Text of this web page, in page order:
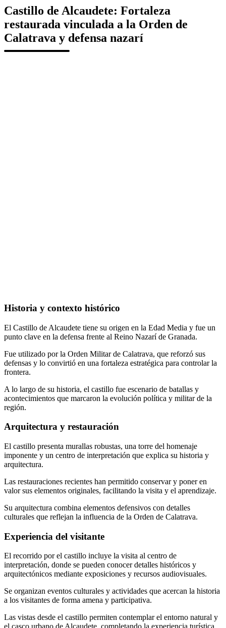
Castillo de Alcaudete: Fortaleza
restaurada vinculada a la Orden de
Calatrava y defensa nazarí
Historia y contexto histórico
El Castillo de Alcaudete tiene su origen en la Edad Media y fue un
punto clave en la defensa frente al Reino Nazarí de Granada.
Fue utilizado por la Orden Militar de Calatrava, que reforzó sus
defensas y lo convirtió en una fortaleza estratégica para controlar la
frontera.
A lo largo de su historia, el castillo fue escenario de batallas y
acontecimientos que marcaron la evolución política y militar de la
región.
Arquitectura y restauración
El castillo presenta murallas robustas, una torre del homenaje
imponente y un centro de interpretación que explica su historia y
arquitectura.
Las restauraciones recientes han permitido conservar y poner en
valor sus elementos originales, facilitando la visita y el aprendizaje.
Su arquitectura combina elementos defensivos con detalles
culturales que reflejan la influencia de la Orden de Calatrava.
Experiencia del visitante
El recorrido por el castillo incluye la visita al centro de
interpretación, donde se pueden conocer detalles históricos y
arquitectónicos mediante exposiciones y recursos audiovisuales.
Se organizan eventos culturales y actividades que acercan la historia
a los visitantes de forma amena y participativa.
Las vistas desde el castillo permiten contemplar el entorno natural y